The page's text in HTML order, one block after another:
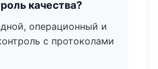
качества?
операционный и
с протоколами